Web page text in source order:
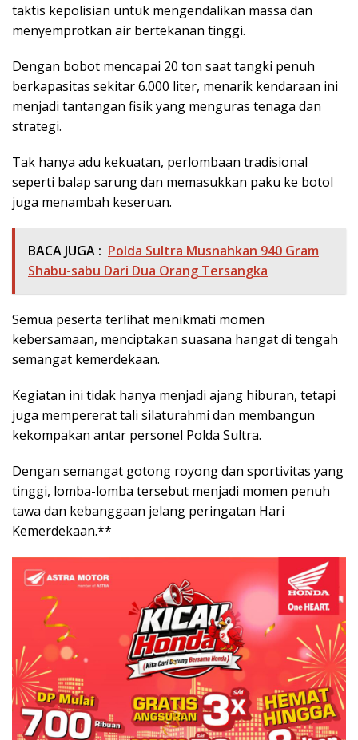
taktis kepolisian untuk mengendalikan massa dan
menyemprotkan air bertekanan tinggi.
Dengan bobot mencapai 20 ton saat tangki penuh
berkapasitas sekitar 6.000 liter, menarik kendaraan ini
menjadi tantangan fisik yang menguras tenaga dan
strategi.
Tak hanya adu kekuatan, perlombaan tradisional
seperti balap sarung dan memasukkan paku ke botol
juga menambah keseruan.
BACA JUGA : Polda Sultra Musnahkan 940 Gram
Shabu-sabu Dari Dua Orang Tersangka
Semua peserta terlihat menikmati momen
kebersamaan, menciptakan suasana hangat di tengah
semangat kemerdekaan.
Kegiatan ini tidak hanya menjadi ajang hiburan, tetapi
juga mempererat tali silaturahmi dan membangun
kekompakan antar personel Polda Sultra.
Dengan semangat gotong royong dan sportivitas yang
tinggi, lomba-lomba tersebut menjadi momen penuh
tawa dan kebanggaan jelang peringatan Hari
Kemerdekaan.**